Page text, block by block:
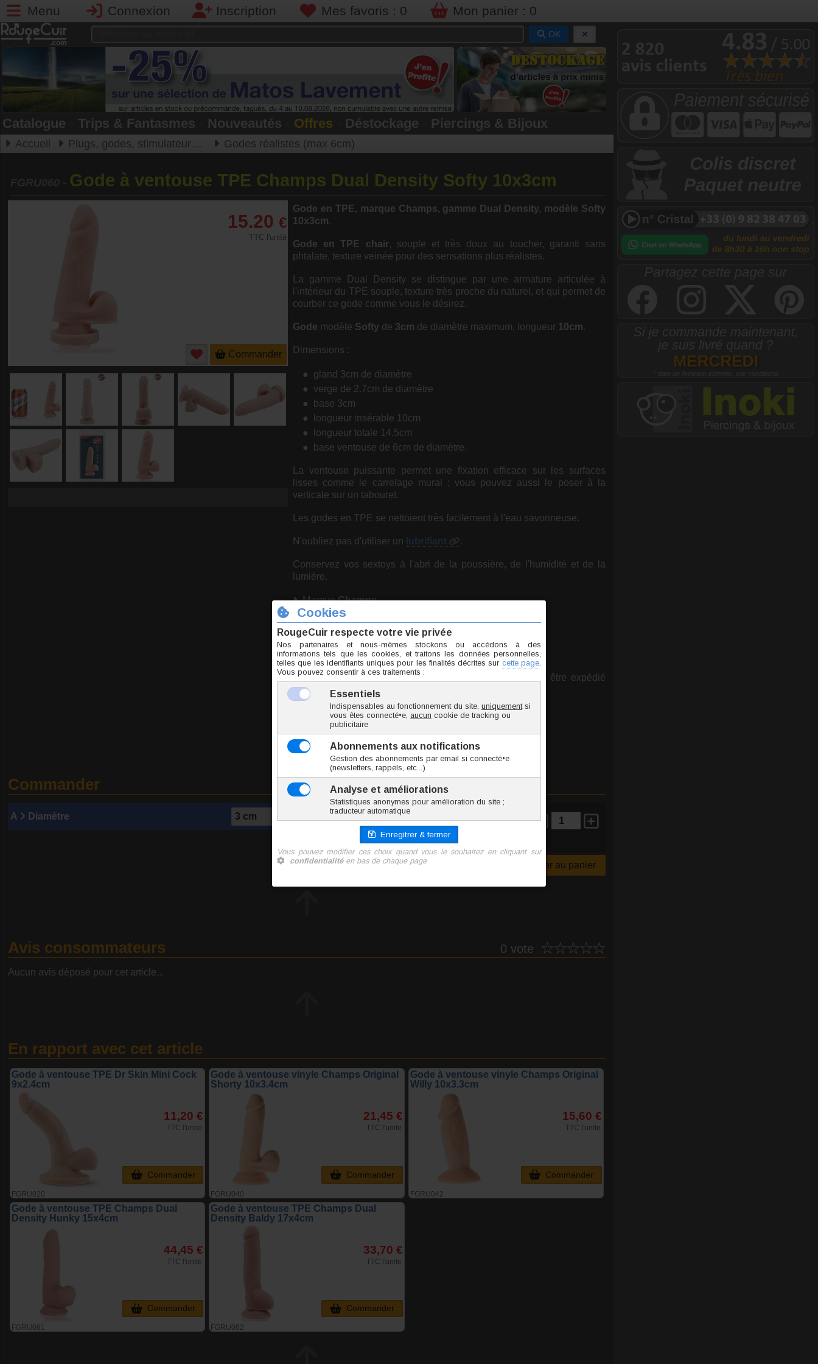
Menu Connexion Inscription Mes favoris : 0 Mon panier : 0
OK
Catalogue Trips & Fantasmes Nouveautés Offres Déstockage Piercings & Bijoux
Accueil Plugs, godes, stimulateurs, boules de geishas Godes réalistes (max 6cm)
Gode à ventouse TPE Champs Dual Density Softy 10x3cm
15.20 €
TTC l'unité
Commander
Gode en TPE, marque Champs, gamme Dual Density, modèle Softy
10x3cm.
Gode en TPE chair, souple et très doux au toucher, garanti sans
phtalate, texture veinée pour des sensations plus réalistes.
La gamme Dual Density se distingue par une armature articulée à
l'intérieur du TPE souple, texture très proche du naturel, et qui permet de
courber ce gode comme vous le désirez.
Gode modèle Softy de 3cm de diamètre maximum, longueur 10cm.
Dimensions :
gland 3cm de diamètre
verge de 2.7cm de diamètre
base 3cm
longueur insérable 10cm
longueur totale 14.5cm
base ventouse de 6cm de diamètre.
La ventouse puissante permet une fixation efficace sur les surfaces
lisses comme le carrelage mural ; vous pouvez aussi le poser à la
verticale sur un tabouret.
Les godes en TPE se nettoient très facilement à l'eau savonneuse.
N'oubliez pas d'utiliser un lubrifiant .
Conservez vos sextoys à l'abri de la poussière, de l'humidité et de la
lumière.
MarqueChamps
TPE
Taille unique
Origine Chine
En raison du volume/poids de cet article, il ne peut être expédié
qu'en colis
Tout savoir sur :Pénétration anale
Commander
A Diamètre
FGRU060-3
188 g
15.20 € TTC l'unité
Ajouter au panier
Avis consommateurs 0 vote
Aucun avis déposé pour cet article...
En rapport avec cet article
Gode à ventouse TPE Dr Skin Mini Cock
9x2.4cm
FGRU020
11,20 €
TTC l'unite
Commander
Gode à ventouse vinyle Champs Original
Shorty 10x3.4cm
FGRU040
21,45 €
TTC l'unite
Commander
Gode à ventouse vinyle Champs Original
Willy 10x3.3cm
FGRU042
15,60 €
TTC l'unite
Commander
Gode à ventouse TPE Champs Dual
Density Hunky 15x4cm
FGRU061
44,45 €
TTC l'unite
Commander
Gode à ventouse TPE Champs Dual
Density Baldy 17x4cm
FGRU062
33,70 €
TTC l'unite
Commander